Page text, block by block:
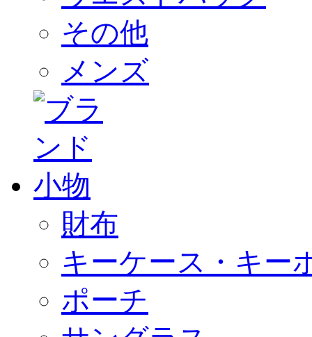
その他
メンズ
財布
キーケース・キー
ポーチ